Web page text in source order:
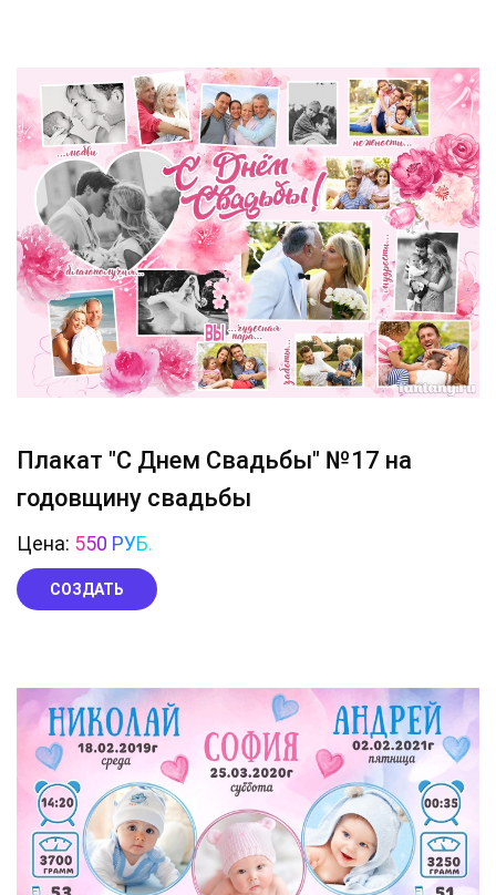
Плакат "С Днем Свадьбы" №17 на
годовщину свадьбы
Цена: 550 РУБ.
СОЗДАТЬ